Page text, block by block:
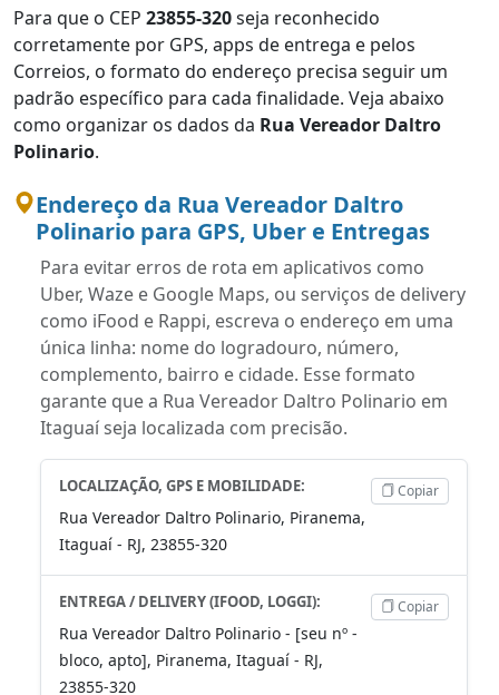
Para que o CEP 23855-320seja reconhecido
corretamente por GPS, apps de entrega e pelos
Correios, o formato do endereço precisa seguir um
padrão específico para cada finalidade. Veja abaixo
como organizar os dados da Rua Vereador Daltro
Polinario.
Endereço da Rua Vereador Daltro
Polinario para GPS, Uber e Entregas
Para evitar erros de rota em aplicativos como
Uber, Waze e Google Maps, ou serviços de delivery
como iFood e Rappi, escreva o endereço em uma
única linha: nome do logradouro, número,
complemento, bairro e cidade. Esse formato
garante que a Rua Vereador Daltro Polinario em
Itaguaí seja localizada com precisão.
LOCALIZAÇÃO, GPS E MOBILIDADE:
Rua Vereador Daltro Polinario, Piranema,
Itaguaí - RJ, 23855-320
Copiar
ENTREGA / DELIVERY (IFOOD, LOGGI):
Rua Vereador Daltro Polinario - [seu nº -
bloco, apto], Piranema, Itaguaí - RJ,
23855-320
Copiar